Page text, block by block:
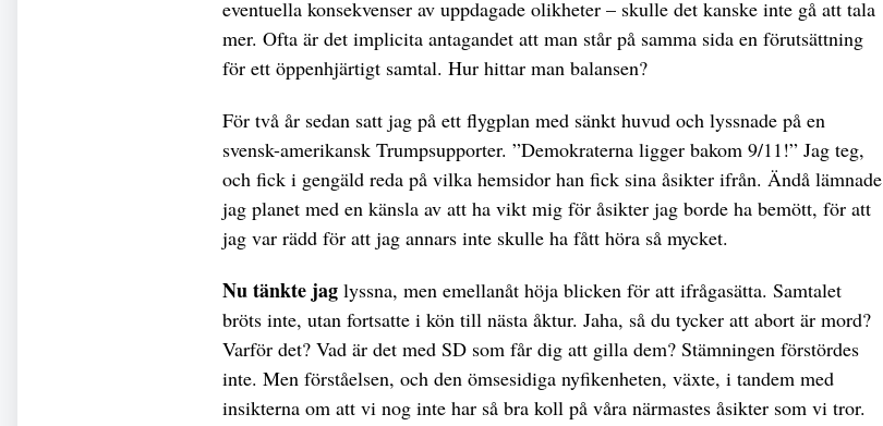
eventuella konsekvenser av uppdagade olikheter – skulle det kanske inte gå att tala
mer. Ofta är det implicita antagandet att man står på samma sida en förutsättning
för ett öppenhjärtigt samtal. Hur hittar man balansen?
För två år sedan satt jag på ett flygplan med sänkt huvud och lyssnade på en
svensk-amerikansk Trumpsupporter. ”Demokraterna ligger bakom 9/11!” Jag teg,
och fick i gengäld reda på vilka hemsidor han fick sina åsikter ifrån. Ändå lämnade
jag planet med en känsla av att ha vikt mig för åsikter jag borde ha bemött, för att
jag var rädd för att jag annars inte skulle ha fått höra så mycket.
Nu tänkte jag lyssna, men emellanåt höja blicken för att ifrågasätta. Samtalet
bröts inte, utan fortsatte i kön till nästa åktur. Jaha, så du tycker att abort är mord?
Varför det? Vad är det med SD som får dig att gilla dem? Stämningen förstördes
inte. Men förståelsen, och den ömsesidiga nyfikenheten, växte, i tandem med
insikterna om att vi nog inte har så bra koll på våra närmastes åsikter som vi tror.